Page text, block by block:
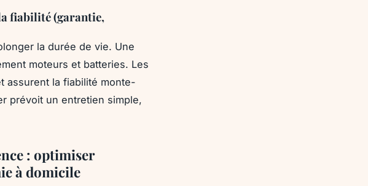
fiabilité (garantie,
la durée de vie. Une
moteurs et batteries. Les
assurent la fiabilité monte-
prévoit un entretien simple,
: optimiser
à domicile